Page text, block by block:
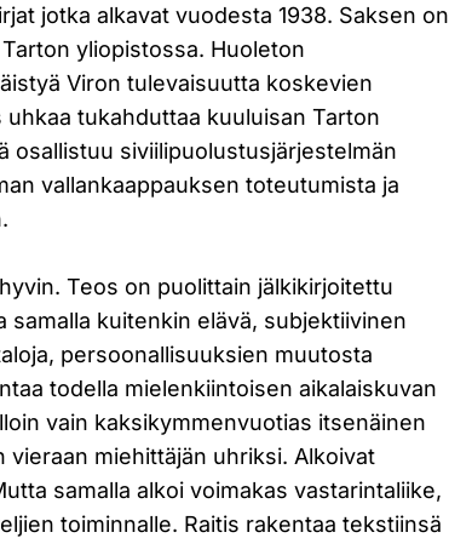
jotka alkavat vuodesta 1938. Saksen on
yliopistossa. Huoleton
Viron tulevaisuutta koskevien
tukahduttaa kuuluisan Tarton
osallistuu siviilipuolustusjärjestelmän
vallankaappauksen toteutumista ja
Teos on puolittain jälkikirjoitettu
kuitenkin elävä, subjektiivinen
persoonallisuuksien muutosta
todella mielenkiintoisen aikalaiskuvan
vain kaksikymmenvuotias itsenäinen
miehittäjän uhriksi. Alkoivat
samalla alkoi voimakas vastarintaliike,
toiminnalle. Raitis rakentaa tekstiinsä